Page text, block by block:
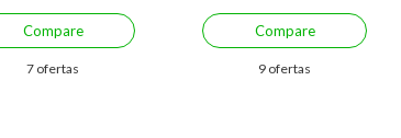
Compare
7 ofertas
Compare
9 ofertas